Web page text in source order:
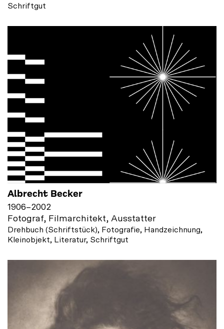
Schriftgut
Albrecht Becker
1906–2002
Fotograf, Filmarchitekt, Ausstatter
Drehbuch (Schriftstück), Fotografie, Handzeichnung,
Kleinobjekt, Literatur, Schriftgut